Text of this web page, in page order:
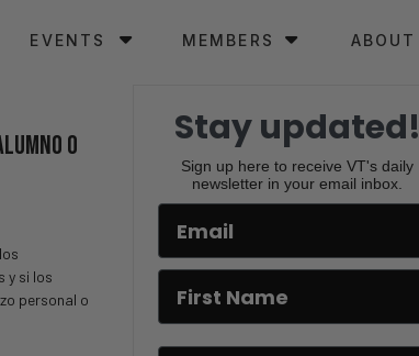
EVENTS MEMBERS ABOUT
o
y si los
personal o
Stay updated!
Sign up here to receive VT's daily
newsletter in your email inbox.